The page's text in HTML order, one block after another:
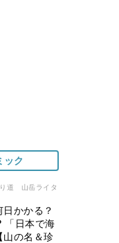
ック
道 山岳ライタ
かかる？
「日本で海
山の名＆珍